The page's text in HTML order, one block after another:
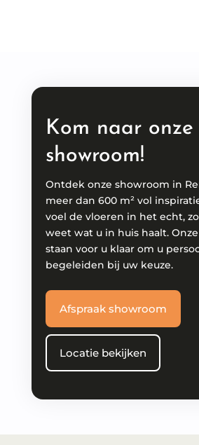
Kom naar onze
showroom!
Ontdek onze showroom in
meer dan 600 m² vol
voel de vloeren in het echt,
weet wat u in huis haalt.
staan voor u klaar om u
begeleiden bij uw keuze.
Afspraak showroom
Locatie bekijken